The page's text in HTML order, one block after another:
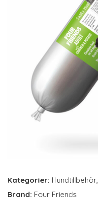
Kategorier: Hundtillbehör,
Brand: Four Friends